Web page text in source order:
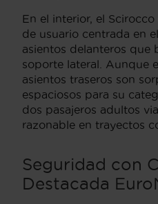
En el interior, el
de usuario centrada en
asientos delanteros que
soporte lateral. Aunque
asientos traseros son
espaciosos para su
dos pasajeros adultos
razonable en trayectos
Seguridad con
Destacada